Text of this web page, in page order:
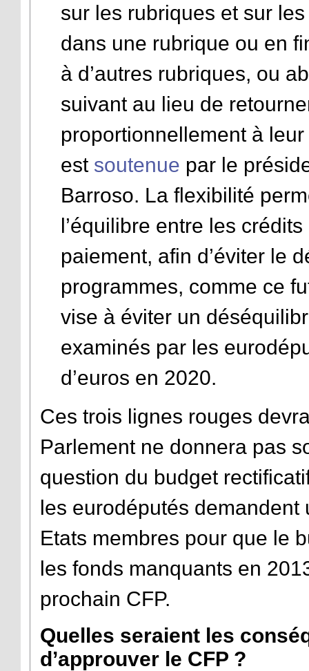
sur les rubriques et sur
dans une rubrique ou en
à d’autres rubriques, ou
suivant au lieu de
proportionnellement à
est soutenue par le
Barroso. La flexibilité
l’équilibre entre les
paiement, afin d’éviter le
programmes, comme ce
vise à éviter un
examinés par les
d’euros en 2020.
Ces trois lignes rouges
Parlement ne donnera pas
question du budget
les eurodéputés
Etats membres pour que le
les fonds manquants en
prochain CFP.
Quelles seraient les
d’approuver le CFP ?